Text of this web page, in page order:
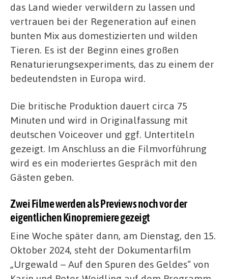
das Land wieder verwildern zu lassen und
vertrauen bei der Regeneration auf einen
bunten Mix aus domestizierten und wilden
Tieren. Es ist der Beginn eines großen
Renaturierungsexperiments, das zu einem der
bedeutendsten in Europa wird.
Die britische Produktion dauert circa 75
Minuten und wird in Originalfassung mit
deutschen Voiceover und ggf. Untertiteln
gezeigt. Im Anschluss an die Filmvorführung
wird es ein moderiertes Gespräch mit den
Gästen geben.
Zwei Filme werden als Previews noch vor der
eigentlichen Kinopremiere gezeigt
Eine Woche später dann, am Dienstag, den 15.
Oktober 2024, steht der Dokumentarfilm
„Urgewald – Auf den Spuren des Geldes“ von